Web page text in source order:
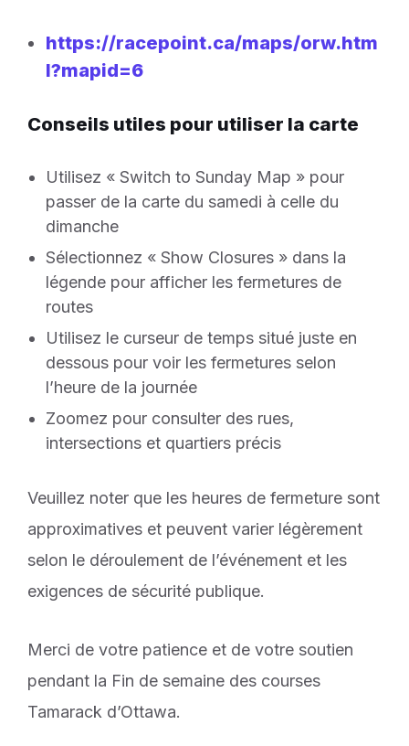
https://racepoint.ca/maps/orw.htm
l?mapid=6
Conseils utiles pour utiliser la carte
Utilisez « Switch to Sunday Map » pour
passer de la carte du samedi à celle du
dimanche
Sélectionnez « Show Closures » dans la
légende pour afficher les fermetures de
routes
Utilisez le curseur de temps situé juste en
dessous pour voir les fermetures selon
l’heure de la journée
Zoomez pour consulter des rues,
intersections et quartiers précis
Veuillez noter que les heures de fermeture sont
approximatives et peuvent varier légèrement
selon le déroulement de l’événement et les
exigences de sécurité publique.
Merci de votre patience et de votre soutien
pendant la Fin de semaine des courses
Tamarack d’Ottawa.